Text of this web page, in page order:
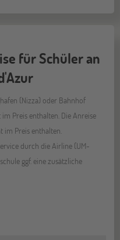
für Schüler an
(Nizza) oder Bahnhof
Preis enthalten. Die Anreise
im Preis enthalten.
durch die Airline (UM-
ggf. eine zusätzliche